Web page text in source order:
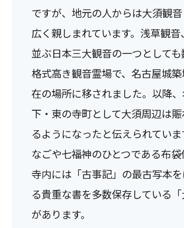
ですが、地元の人からは大須観
広く親しまれています。浅草観音
並ぶ日本三大観音の一つとして
格式高き観音霊場で、名古屋城
在の場所に移されました。以降
下・東の寺町として大須周辺は
るようになったと伝えられていま
なごや七福神のひとつである布袋
寺内には「古事記」の最古写本
る貴重な書を多数保存している「
があります。